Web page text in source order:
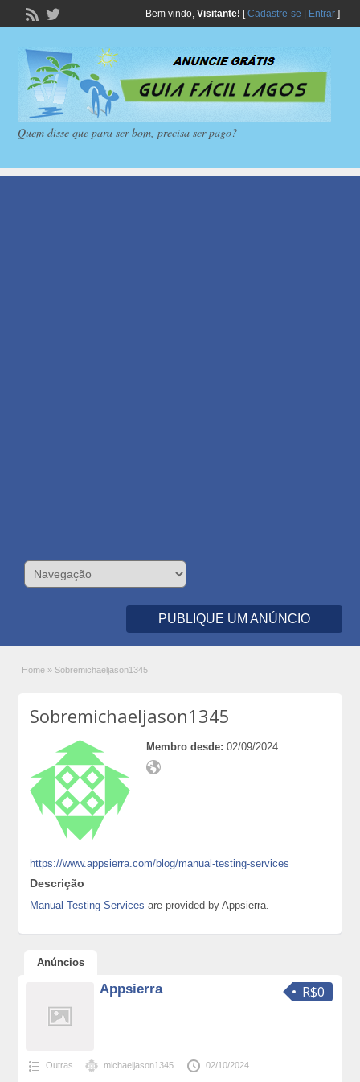
Bem vindo, Visitante! [Cadastre-se Entrar]
Quem disse que para ser bom, precisa ser pago?
PUBLIQUE UM ANÚNCIO
Home » Sobremichaeljason1345
Sobremichaeljason1345
Membro desde: 02/09/2024
https://www.appsierra.com/blog/manual-testing-services
Descrição
Manual Testing Services are provided by Appsierra.
Anúncios
R$0
Appsierra
Outras michaeljason1345 02/10/2024